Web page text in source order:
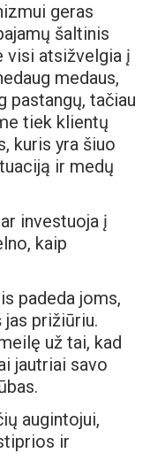
geras
šaltinis
visi atsižvelgia į
medaus,
pastangų, tačiau
tiek klientų
kuris yra šiuo
ir medų
investuoja į
kaip
padeda joms,
prižiūriu.
už tai, kad
jautriai savo
augintojui,
ir